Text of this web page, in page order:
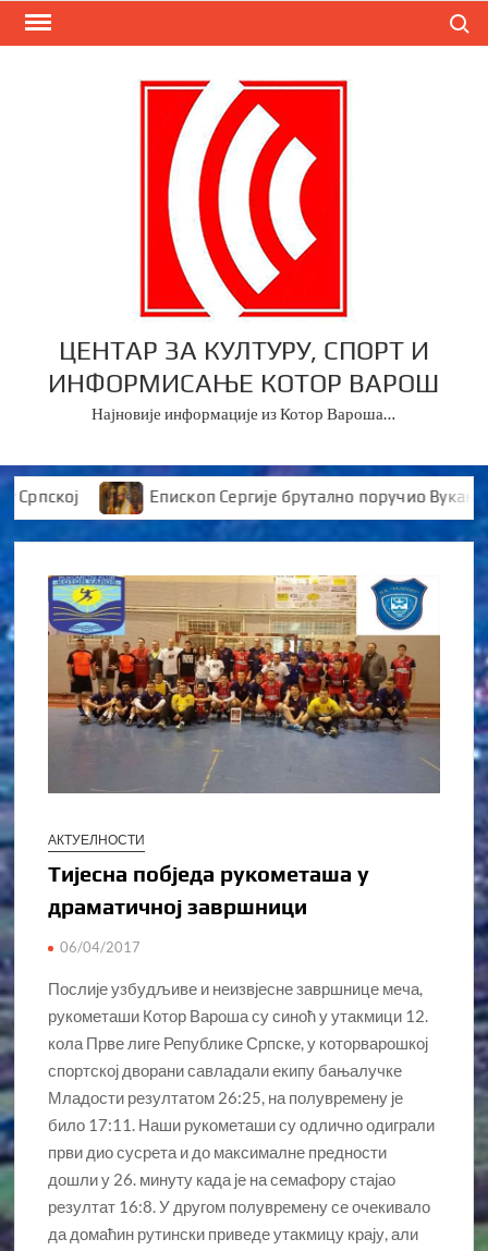
Skip
ЦЕНТАР ЗА КУЛТУРУ, СПОРТ И
ИНФОРМИСАЊЕ КОТОР ВАРОШ
Најновије информације из Котор Вароша…
Епископ Сергије брутално поручио
АКТУЕЛНОСТИ
Тијесна побједа рукометаша у
драматичној завршници
06/04/2017
Послије узбудљиве и неизвјесне завршнице меча,
рукометаши Котор Вароша су синоћ у утакмици 12.
кола Прве лиге Републике Српске, у которварошкој
спортској дворани савладали екипу бањалучке
Младости резултатом 26:25, на полувремену је
било 17:11. Наши рукометаши су одлично одиграли
први дио сусрета и до максималне предности
дошли у 26. минуту када је на семафору стајао
резултат 16:8. У другом полувремену се очекивало
да домаћин рутински приведе утакмицу крају, али